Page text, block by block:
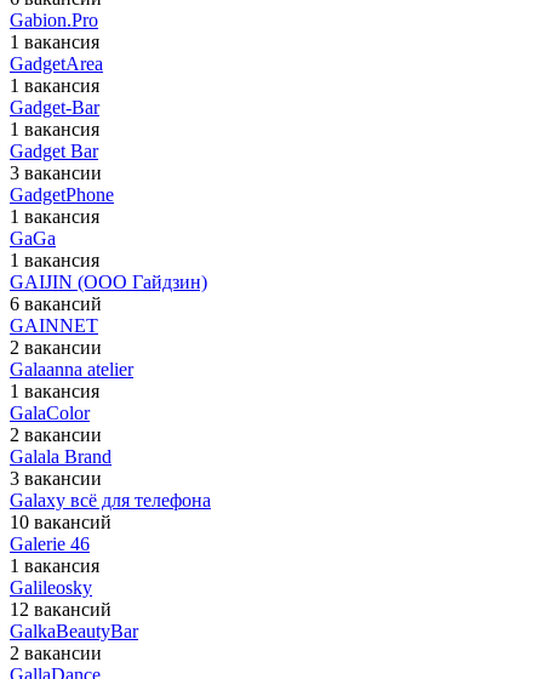
Gabion.Pro
1 вакансия
GadgetArea
1 вакансия
Gadget-Bar
1 вакансия
Gadget Bar
3 вакансии
GadgetPhone
1 вакансия
GaGa
1 вакансия
GAIJIN (ООО Гайдзин)
6 вакансий
GAINNET
2 вакансии
Galaanna atelier
1 вакансия
GalaColor
2 вакансии
Galala Brand
3 вакансии
Galaxy всё для телефона
10 вакансий
Galerie 46
1 вакансия
Galileosky
12 вакансий
GalkaBeautyBar
2 вакансии
GallaDance